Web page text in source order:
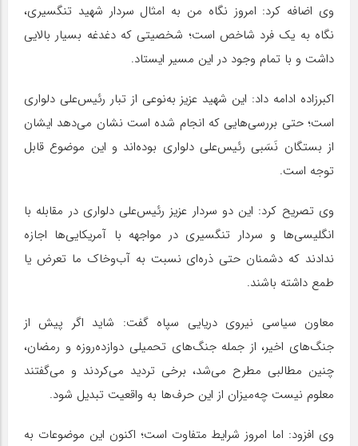
وی اضافه کرد: امروز نگاه من به امثال سردار شهید تنگسیری،
نگاه به یک فرد شاخص است؛ شخصیتی که دغدغه بسیار بالایی
داشت و با تمام وجود در این مسیر ایستاد.
اکبرزاده ادامه داد: این شهید عزیز به‌نوعی از تبار رئیس‌علی دلواری
است؛ حتی بررسی‌هایی که انجام شده است نشان می‌دهد ایشان
از بستگان نَسَبی رئیس‌علی دلواری بوده‌اند و این موضوع قابل
توجه است.
وی تصریح کرد: این دو سردار عزیز رئیس‌علی دلواری در مقابله با
انگلیسی‌ها و سردار تنگسیری در مواجهه با آمریکایی‌ها اجازه
ندادند که دشمنان حتی ذره‌ای نسبت به آب‌وخاک ما تعرض یا
طمع داشته باشند.
معاون سیاسی نیروی دریایی سپاه گفت: شاید اگر پیش از
جنگ‌های اخیر، از جمله جنگ‌های تحمیلی دوازده‌روزه و رمضان،
چنین مطالبی مطرح می‌شد، برخی تردید می‌کردند و می‌گفتند
معلوم نیست چه‌میزان از این حرف‌ها به واقعیت تبدیل شود.
وی افزود: اما امروز شرایط متفاوت است؛ اکنون این موضوعات به